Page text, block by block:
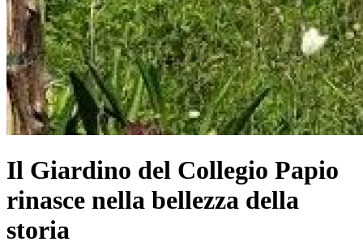
Il Giardino del Collegio Papio
rinasce nella bellezza della
storia